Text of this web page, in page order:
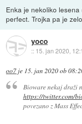
Enka je nekoliko
perfect. Trojka pa je
yoco
:: 15. jan 2020,
oo7 je 15. jan 2020 ob
Bioware nekaj draži
https://twitter.com/
povezano z Mass